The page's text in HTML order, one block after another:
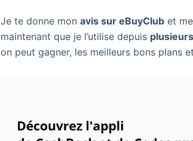
Je te donne monavis sur eBuyClub et
maintenant que je l’utilise depuis
on peut gagner, les meilleurs bons plans